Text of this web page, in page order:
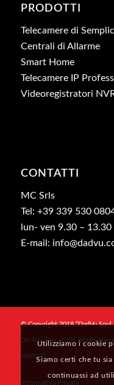
PRODOTTI
Telecamere di
Centrali di Allarme
Smart Home
Telecamere IP
Videoregistratori
CONTATTI
MC Srls
Tel: +39 339 530
lun- ven 9.30 – 13.30
E-mail:
© Copyright 2018 “DadVu
De Amicis n. 27/B, 80145
1069327
Informativa Privacy
Utilizziamo i cookie
Siamo certi che tu
continuassi ad